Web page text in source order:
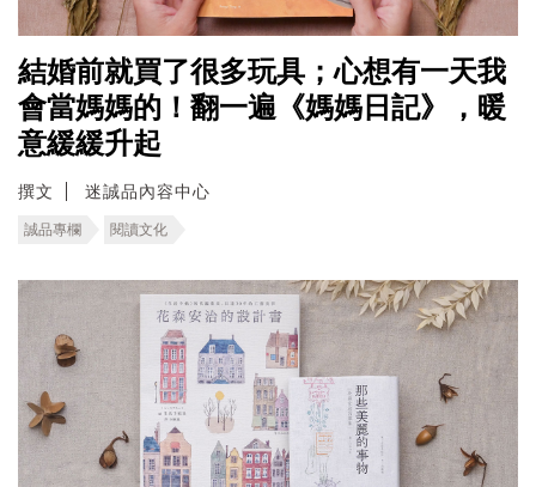
結婚前就買了很多玩具；心想有一天我
會當媽媽的！翻一遍《媽媽日記》，暖
意緩緩升起
撰文 迷誠品內容中心
誠品專欄 閱讀文化